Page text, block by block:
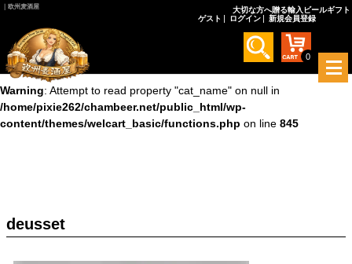
/home/pixie262/chambeer.net/public_html/wp-
content/themes/welcart_basic/functions.php
on line 845
Warning: Attempt to read property "cat_name" on null in
/home/pixie262/chambeer.net/public_html/wp-
content/themes/welcart_basic/functions.php on line 845
｜欧州麦酒屋
大切な方へ贈る輸入ビールギフト
ゲスト
ログイン 新規会員登録
0
メ
ニ
deusset